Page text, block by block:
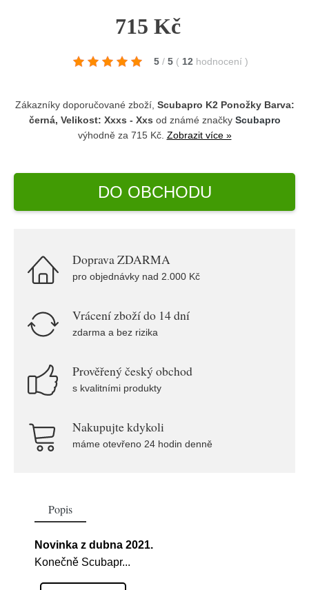
715 Kč
5 / 5 ( 12 hodnocení )
Zákazníky doporučované zboží, Scubapro K2 Ponožky Barva:
černá, Velikost: Xxxs - Xxs od známé značky Scubapro
výhodně za 715 Kč. Zobrazit více »
DO OBCHODU
Doprava ZDARMA
pro objednávky nad 2.000 Kč
Vrácení zboží do 14 dní
zdarma a bez rizika
Prověřený český obchod
s kvalitními produkty
Nakupujte kdykoli
máme otevřeno 24 hodin denně
Popis
Novinka z dubna 2021.
Konečně Scubapr...